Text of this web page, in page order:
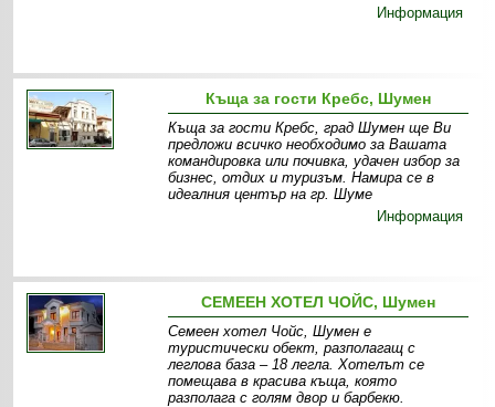
Информация
Къща за гости Кребс, Шумен
Къща за гости Кребс, град Шумен ще Ви
предложи всичко необходимо за Вашата
командировка или почивка, удачен избор за
бизнес, отдих и туризъм. Намира се в
идеалния център на гр. Шуме
Информация
СЕМЕЕН ХОТЕЛ ЧОЙС, Шумен
Семеен хотел Чойс, Шумен е
туристически обект, разполагащ с
леглова база – 18 легла. Хотелът се
помещава в красива къща, която
разполага с голям двор и барбекю.